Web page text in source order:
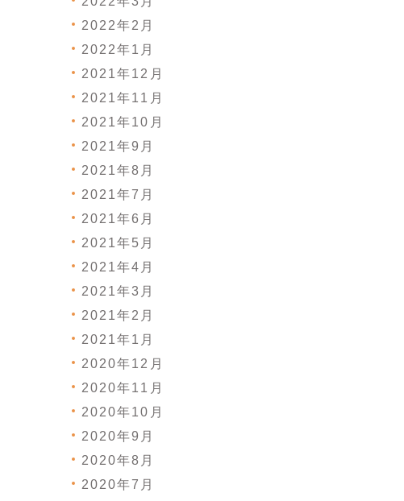
2022年2月
2022年1月
2021年12月
2021年11月
2021年10月
2021年9月
2021年8月
2021年7月
2021年6月
2021年5月
2021年4月
2021年3月
2021年2月
2021年1月
2020年12月
2020年11月
2020年10月
2020年9月
2020年8月
2020年7月